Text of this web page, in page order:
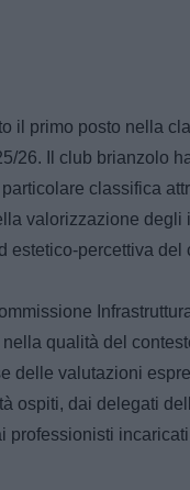
il primo posto nella
26. Il club brianzolo
classifica
valorizzazione
estetico-percettiva del
qualità del
delle valutazioni
ospiti, dai delegati
professionisti